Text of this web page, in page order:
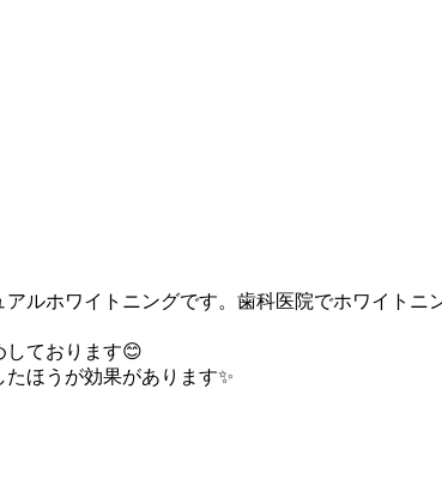
ルホワイトニングです。歯科医院でホワイトニ
しております😊
ほうが効果があります✨